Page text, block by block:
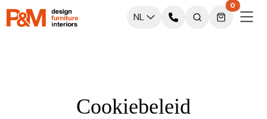
NL
0
Cookiebeleid